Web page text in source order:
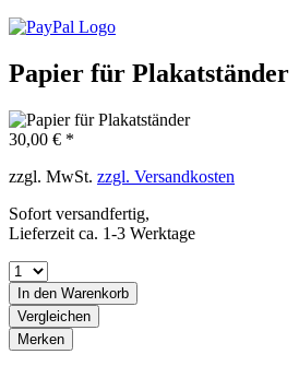
Papier für Plakatständer
30,00 € *
zzgl. MwSt. zzgl. Versandkosten
Sofort versandfertig,
Lieferzeit ca. 1-3 Werktage
In den Warenkorb
Vergleichen
Merken